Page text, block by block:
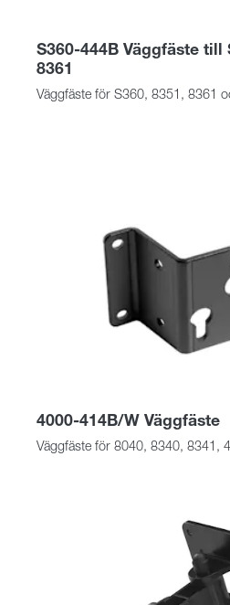
S360-444B Väggfäste till
8361
Väggfäste för S360, 8351, 8361
4000-414B/W Väggfäste
Väggfäste för 8040, 8340, 8341,